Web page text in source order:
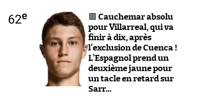
62e
Cauchemar absolu
pour Villarreal, qui va
finir à dix, après
l'exclusion de Cuenca !
L'Espagnol prend un
deuxième jaune pour
un tacle en retard sur
Sarr...